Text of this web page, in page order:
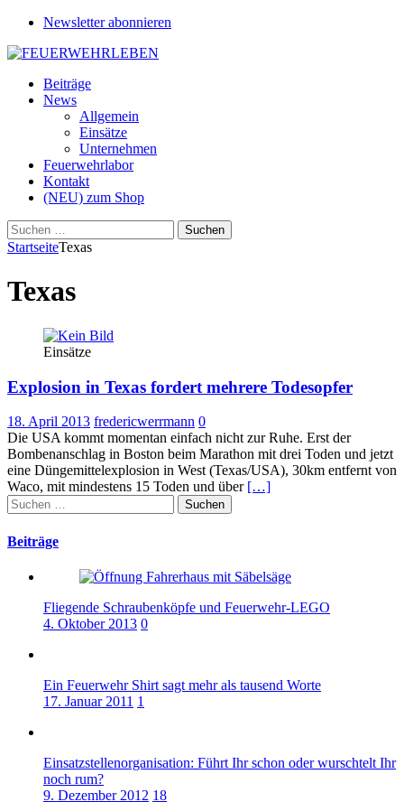
Newsletter abonnieren
Beiträge
News
Allgemein
Einsätze
Unternehmen
Feuerwehrlabor
Kontakt
(NEU) zum Shop
Suchen
nach:
StartseiteTexas
Texas
Einsätze
Explosion in Texas fordert mehrere Todesopfer
18. April 2013 fredericwerrmann 0
Die USA kommt momentan einfach nicht zur Ruhe. Erst der
Bombenanschlag in Boston beim Marathon mit drei Toden und jetzt
eine Düngemittelexplosion in West (Texas/USA), 30km entfernt von
Waco, mit mindestens 15 Toden und über […]
Suchen
nach:
Beiträge
Fliegende Schraubenköpfe und Feuerwehr-LEGO
4. Oktober 2013 0
Ein Feuerwehr Shirt sagt mehr als tausend Worte
17. Januar 2011 1
Einsatzstellenorganisation: Führt Ihr schon oder wurschtelt Ihr
noch rum?
9. Dezember 2012 18